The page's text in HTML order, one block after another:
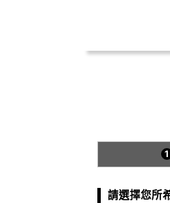
1
請選擇您所